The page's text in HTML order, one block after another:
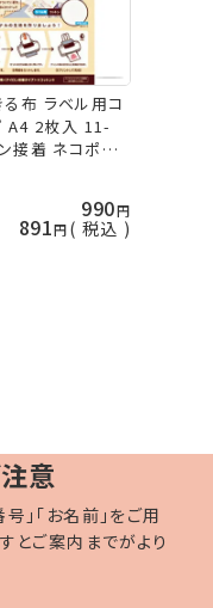
る布 ラベル用コ
A4 2枚入 11-
接着 ネコポス
手芸の
990
891 税込
意
」「お名前」をご用
とご案内までがより